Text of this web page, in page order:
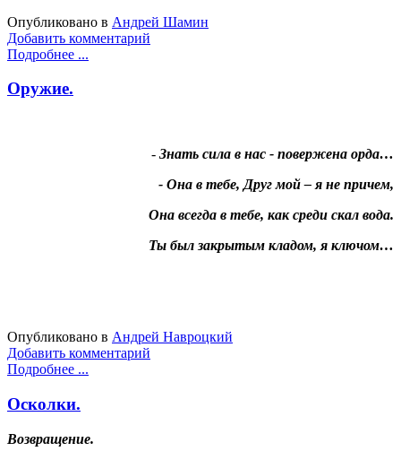
Опубликовано в Андрей Шамин
Добавить комментарий
Подробнее ...
Оружие.
- Знать сила в нас - повержена орда…
- Она в тебе, Друг мой – я не причем,
Она всегда в тебе, как среди скал вода.
Ты был закрытым кладом, я ключом…
Опубликовано в Андрей Навроцкий
Добавить комментарий
Подробнее ...
Осколки.
Возвращение.